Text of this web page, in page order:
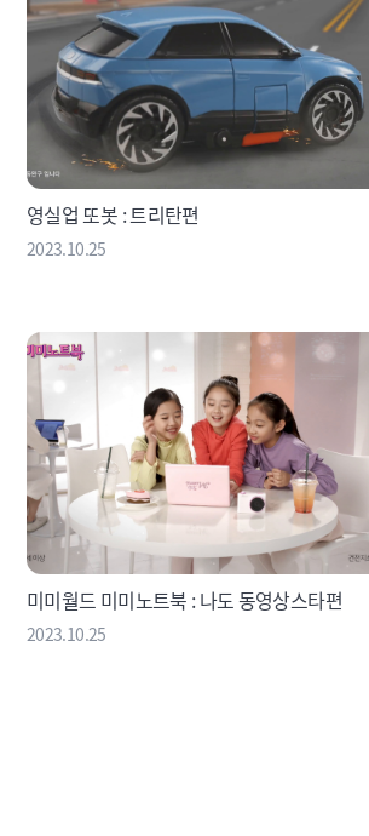
영실업 또봇 : 트리탄편
2023.10.25
미미월드 미미노트북 : 나도 동영상스타편
2023.10.25